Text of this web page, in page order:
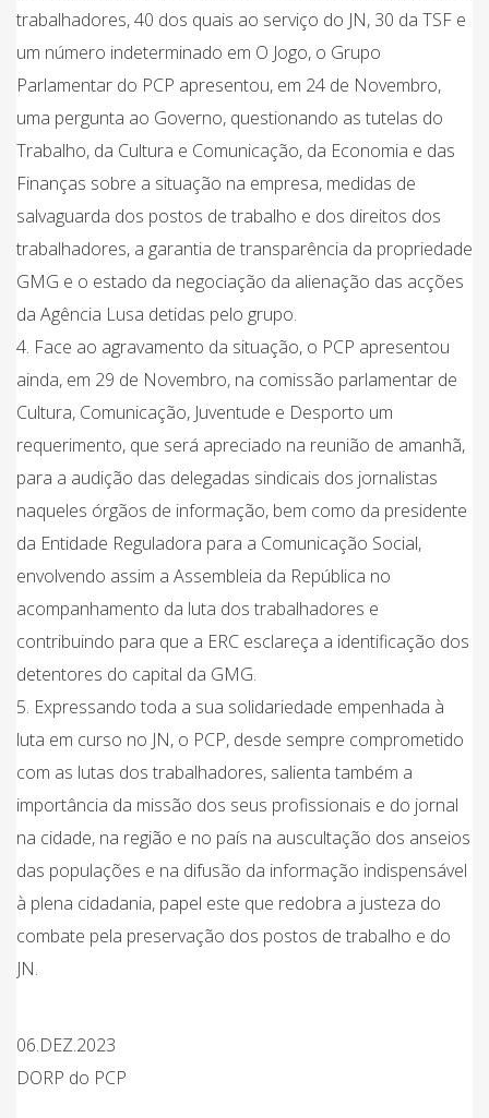
trabalhadores, 40 dos quais ao serviço do JN, 30 da TSF e
um número indeterminado em O Jogo, o Grupo
Parlamentar do PCP apresentou, em 24 de Novembro,
uma pergunta ao Governo, questionando as tutelas do
Trabalho, da Cultura e Comunicação, da Economia e das
Finanças sobre a situação na empresa, medidas de
salvaguarda dos postos de trabalho e dos direitos dos
trabalhadores, a garantia de transparência da propriedade
GMG e o estado da negociação da alienação das acções
da Agência Lusa detidas pelo grupo.
4. Face ao agravamento da situação, o PCP apresentou
ainda, em 29 de Novembro, na comissão parlamentar de
Cultura, Comunicação, Juventude e Desporto um
requerimento, que será apreciado na reunião de amanhã,
para a audição das delegadas sindicais dos jornalistas
naqueles órgãos de informação, bem como da presidente
da Entidade Reguladora para a Comunicação Social,
envolvendo assim a Assembleia da República no
acompanhamento da luta dos trabalhadores e
contribuindo para que a ERC esclareça a identificação dos
detentores do capital da GMG.
5. Expressando toda a sua solidariedade empenhada à
luta em curso no JN, o PCP, desde sempre comprometido
com as lutas dos trabalhadores, salienta também a
importância da missão dos seus profissionais e do jornal
na cidade, na região e no país na auscultação dos anseios
das populações e na difusão da informação indispensável
à plena cidadania, papel este que redobra a justeza do
combate pela preservação dos postos de trabalho e do
JN.
06.DEZ.2023
DORP do PCP